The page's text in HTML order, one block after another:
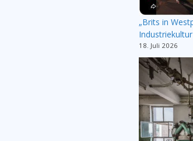
„Brits in
18. Juli 2026